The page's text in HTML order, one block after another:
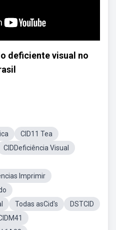
deficiente visual no
CID11 Tea
CIDDeficiência Visual
Imprimir
Todas asCid's
DSTCID